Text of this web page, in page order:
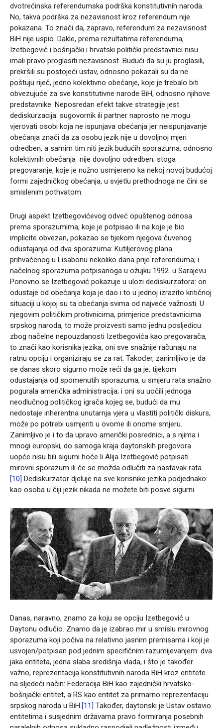
dvotrećinska referendumska podrška konstitutivnih naroda.
No, takva podrška za nezavisnost kroz referendum nije
pokazana. To znači da, zapravo, referendum za nezavisnost
BiH nije uspio. Dakle, prema rezultatima referenduma,
Izetbegović i bošnjački i hrvatski politički predstavnici nisu
imali pravo proglasiti nezavisnost. Budući da su ju proglasili,
prekršili su postojeći ustav, odnosno pokazali su da ne
poštuju riječ, jedno kolektivno obećanje, koje je trebalo biti
obvezujuće za sve konstitutivne narode BiH, odnosno njihove
predstavnike. Neposredan efekt takve strategije jest
dediskurzacija: sugovornik ili partner naprosto ne mogu
vjerovati osobi koja ne ispunjava obećanja jer neispunjavanje
obećanja znači da za osobu jezik nije u dovoljnoj mjeri
odredben, a samim tim niti jezik budućih sporazuma, odnosno
kolektivnih obećanja nije dovoljno odredben; stoga
pregovaranje, koje je nužno usmjereno ka nekoj novoj budućoj
formi zajedničkog obećanja, u svjetlu prethodnoga ne čini se
smislenim pothvatom.
Drugi aspekt Izetbegovićevog odveć opuštenog odnosa
prema sporazumima, koje je potpisao ili na koje je bio
implicite obvezan, pokazao se tijekom njegova čuvenog
odustajanja od dva sporazuma: Kutiljerovog plana
prihvaćenog u Lisabonu nekoliko dana prije referenduma; i
načelnog sporazuma potpisanoga u ožujku 1992. u Sarajevu.
Ponovno se Izetbegović pokazuje u ulozi dediskurzatora: on
odustaje od obećanja koja je dao i to u jednoj izrazito kritičnoj
situaciji u kojoj su ta obećanja svima od najveće važnosti. U
njegovim političkim protivnicima, primjerice predstavnicima
srpskog naroda, to može proizvesti samo jednu posljedicu:
zbog načelne nepouzdanosti Izetbegovića kao pregovarača,
to znači kao korisnika jezika, oni sve snažnije računaju na
ratnu opciju i organiziraju se za rat. Također, zanimljivo je da
se danas skoro sigurno može reći da ga je, tijekom
odustajanja od spomenutih sporazuma, u smjeru rata snažno
pogurala američka administracija; i oni su uočili jednoga
neodlučnog političkog igrača kojeg se, budući da mu
nedostaje inherentna unutarnja vjera u vlastiti politički diskurs,
može po potrebi usmjeriti u ovome ili onome smjeru.
Zanimljivo je i to da upravo američki posrednici, a s njima i
mnogi europski, do samoga kraja daytonskih pregovora
uopće nisu bili sigurni hoće li Alija Izetbegović potpisati
mirovni sporazum ili će se možda odlučiti za nastavak rata.
[10] Dediskurzator djeluje na sve korisnike jezika podjednako:
kao osoba u čiji jezik nikada ne možete biti posve sigurni.
Danas, naravno, znamo za koju se opciju Izetbegović u
Daytonu odlučio. Znamo da je izabrao mir u smislu mirovnog
sporazuma koji počiva na relativno jasnim premisama i koji je
usvojen/potpisan pod jednim specifičnim razumijevanjem: dva
jaka entiteta, jedna slaba središnja vlada, i što je također
važno, reprezentacija konstitutivnih naroda BiH kroz entitete
na sljedeći način: Federacija BiH kao zajednički hrvatsko-
bošnjački entitet, a RS kao entitet za primarno reprezentaciju
srpskog naroda u BiH.[11] Također, daytonski je Ustav ostavio
entitetima i susjednim državama pravo formiranja posebnih